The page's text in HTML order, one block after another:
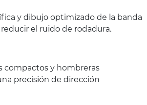
y dibujo optimizado de la banda
el ruido de rodadura.
compactos y hombreras
precisión de dirección